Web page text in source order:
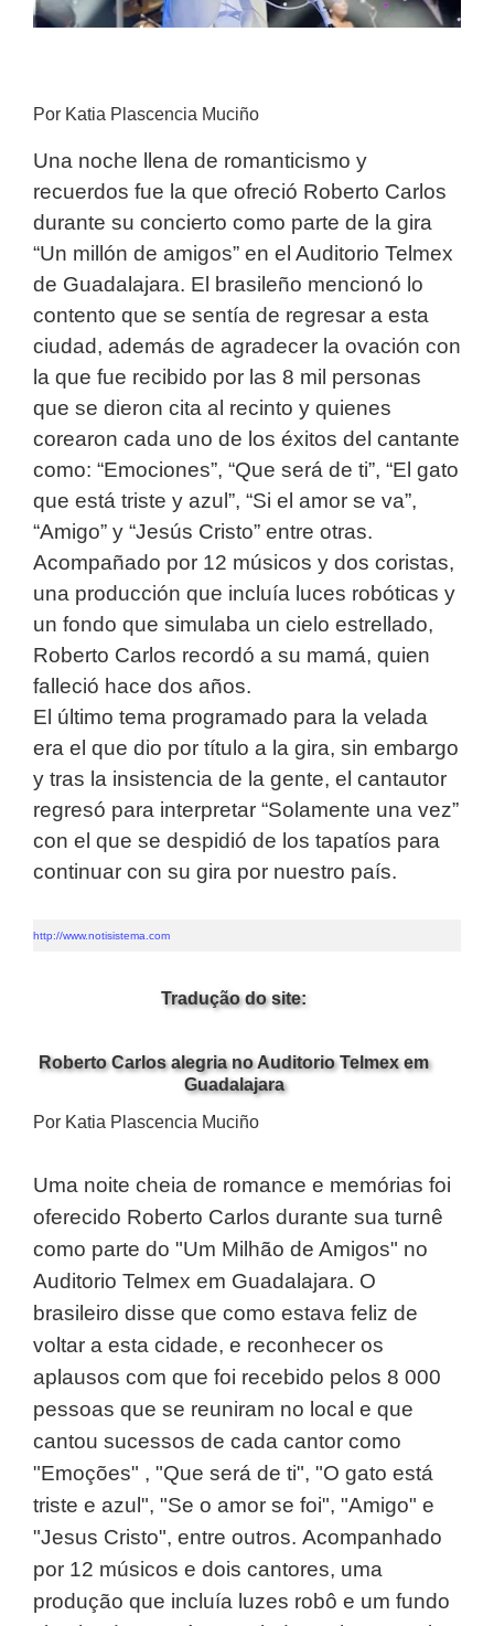
Por Katia Plascencia Muciño
Una noche llena de romanticismo y
recuerdos fue la que ofreció Roberto Carlos
durante su concierto como parte de la gira
“Un millón de amigos” en el Auditorio Telmex
de Guadalajara. El brasileño mencionó lo
contento que se sentía de regresar a esta
ciudad, además de agradecer la ovación con
la que fue recibido por las 8 mil personas
que se dieron cita al recinto y quienes
corearon cada uno de los éxitos del cantante
como: “Emociones”, “Que será de ti”, “El gato
que está triste y azul”, “Si el amor se va”,
“Amigo” y “Jesús Cristo” entre otras.
Acompañado por 12 músicos y dos coristas,
una producción que incluía luces robóticas y
un fondo que simulaba un cielo estrellado,
Roberto Carlos recordó a su mamá, quien
falleció hace dos años.
El último tema programado para la velada
era el que dio por título a la gira, sin embargo
y tras la insistencia de la gente, el cantautor
regresó para interpretar “Solamente una vez”
con el que se despidió de los tapatíos para
continuar con su gira por nuestro país.
http://www.notisistema.com
Tradução do site:
Roberto Carlos alegria no Auditorio Telmex em
Guadalajara
Por Katia Plascencia Muciño
Uma noite cheia de romance e memórias foi
oferecido Roberto Carlos durante sua turnê
como parte do "Um Milhão de Amigos" no
Auditorio Telmex em Guadalajara. O
brasileiro disse que como estava feliz de
voltar a esta cidade, e reconhecer os
aplausos com que foi recebido pelos 8 000
pessoas que se reuniram no local e que
cantou sucessos de cada cantor como
"Emoções" , "Que será de ti", "O gato está
triste e azul", "Se o amor se foi", "Amigo" e
"Jesus Cristo", entre outros. Acompanhado
por 12 músicos e dois cantores, uma
produção que incluía luzes robô e um fundo